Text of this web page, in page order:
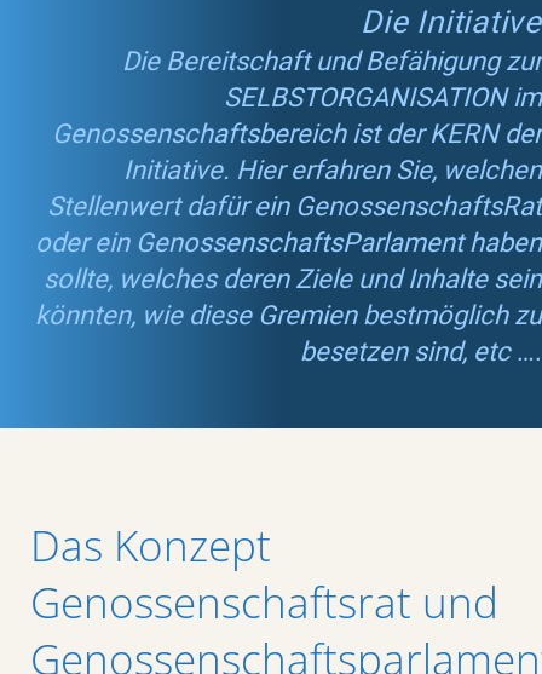
Die Initiative
Die Bereitschaft und Befähigung zur
SELBSTORGANISATION im
Genossenschaftsbereich ist der KERN der
Initiative. Hier erfahren Sie, welchen
Stellenwert dafür ein GenossenschaftsRat
oder ein GenossenschaftsParlament haben
sollte, welches deren Ziele und Inhalte sein
könnten, wie diese Gremien bestmöglich zu
besetzen sind, etc….
Das Konzept
Genossenschaftsrat und